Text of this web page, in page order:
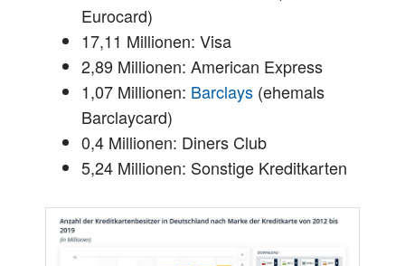
Eurocard)
17,11 Millionen: Visa
2,89 Millionen: American Express
1,07 Millionen: Barclays (ehemals
Barclaycard)
0,4 Millionen: Diners Club
5,24 Millionen: Sonstige Kreditkarten